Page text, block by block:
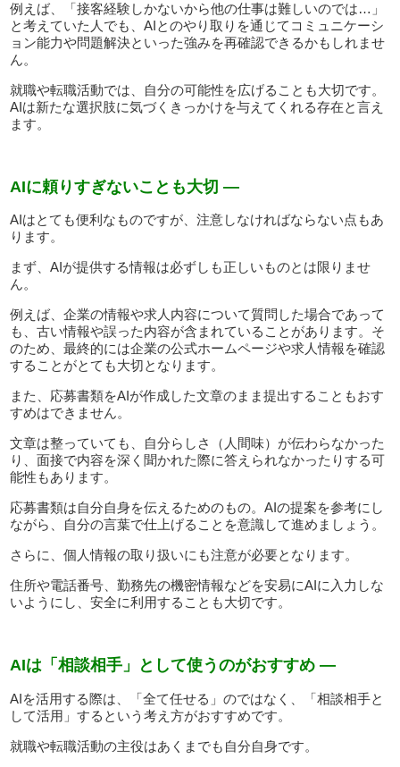
例えば、「接客経験しかないから他の仕事は難しいのでは…」
と考えていた人でも、AIとのやり取りを通じてコミュニケーシ
ョン能力や問題解決といった強みを再確認できるかもしれませ
ん。
就職や転職活動では、自分の可能性を広げることも大切です。
AIは新たな選択肢に気づくきっかけを与えてくれる存在と言え
ます。
AIに頼りすぎないことも大切 —
AIはとても便利なものですが、注意しなければならない点もあ
ります。
まず、AIが提供する情報は必ずしも正しいものとは限りませ
ん。
例えば、企業の情報や求人内容について質問した場合であって
も、古い情報や誤った内容が含まれていることがあります。そ
のため、最終的には企業の公式ホームページや求人情報を確認
することがとても大切となります。
また、応募書類をAIが作成した文章のまま提出することもおす
すめはできません。
文章は整っていても、自分らしさ（人間味）が伝わらなかった
り、面接で内容を深く聞かれた際に答えられなかったりする可
能性もあります。
応募書類は自分自身を伝えるためのもの。AIの提案を参考にし
ながら、自分の言葉で仕上げることを意識して進めましょう。
さらに、個人情報の取り扱いにも注意が必要となります。
住所や電話番号、勤務先の機密情報などを安易にAIに入力しな
いようにし、安全に利用することも大切です。
AIは「相談相手」として使うのがおすすめ —
AIを活用する際は、「全て任せる」のではなく、「相談相手と
して活用」するという考え方がおすすめです。
就職や転職活動の主役はあくまでも自分自身です。